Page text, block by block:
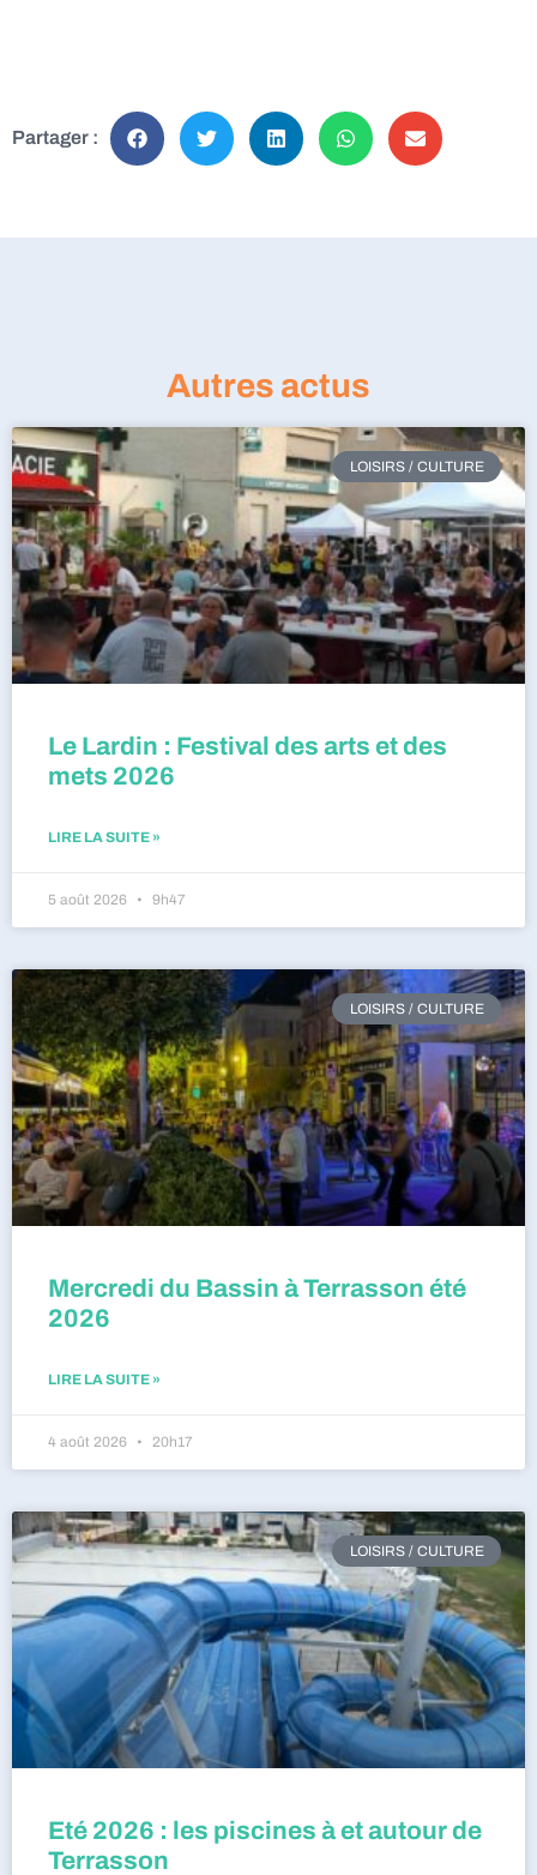
Partager :
Autres actus
LOISIRS / CULTURE
Le Lardin : Festival des arts et des
mets 2026
LIRE LA SUITE »
5 août 2026 9h47
LOISIRS / CULTURE
Mercredi du Bassin à Terrasson été
2026
LIRE LA SUITE »
4 août 2026 20h17
LOISIRS / CULTURE
Eté 2026 : les piscines à et autour de
Terrasson